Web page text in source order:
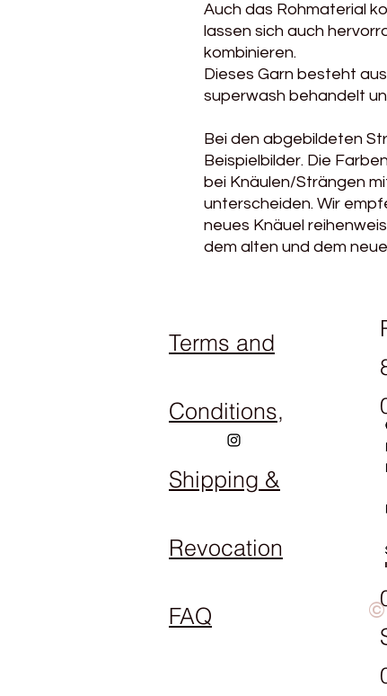
Auch das Rohmaterial
lassen sich auch
kombinieren.
Dieses Garn besteht
superwash behandelt
Bei den abgebildeten
Beispielbilder. Die
bei Knäulen/Strängen
unterscheiden. Wir
neues Knäuel
dem alten und dem
Terms and
Conditions,
Shipping &
Revocation
FAQ